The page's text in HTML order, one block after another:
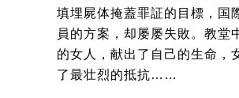
填埋屍体掩蓋罪証的目標，国
員的方案，却屡屡失敗。教堂
的女人，献出了自己的生命，
了最壮烈的抵抗……